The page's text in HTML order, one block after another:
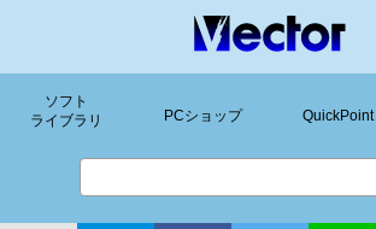
ソフト
ライブラリ
PCショップ QuickPoint